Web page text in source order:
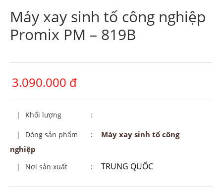
Máy xay sinh tố công nghiệp
Promix PM – 819B
3.090.000 đ
| Khối lượng :
| Dòng sản phẩm :
Máy xay sinh tố công
nghiệp
| Nơi sản xuất : TRUNG QUỐC